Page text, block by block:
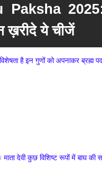
Paksha 2025:
ख़रीदे ये चीजें
है इन गुणों को अपनाकर ब्रह्म पद
देवी कुछ विशिष्ट रूपों में बाघ की